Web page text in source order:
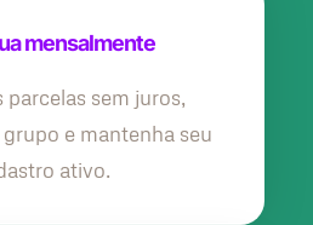
mensalmente
parcelas sem juros,
e mantenha seu
ativo.